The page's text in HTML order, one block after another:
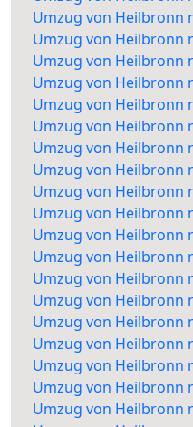
Umzug von Heilbronn
Umzug von Heilbronn
Umzug von Heilbronn
Umzug von Heilbronn
Umzug von Heilbronn
Umzug von Heilbronn
Umzug von Heilbronn
Umzug von Heilbronn
Umzug von Heilbronn
Umzug von Heilbronn
Umzug von Heilbronn
Umzug von Heilbronn
Umzug von Heilbronn
Umzug von Heilbronn
Umzug von Heilbronn
Umzug von Heilbronn
Umzug von Heilbronn
Umzug von Heilbronn
Umzug von Heilbronn